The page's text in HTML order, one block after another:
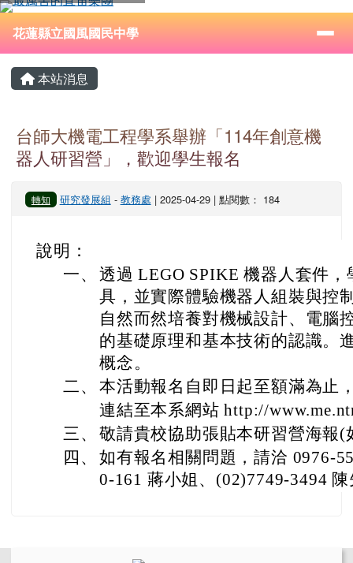
跳至主內容區
花蓮縣立國風國民中學
⏸
導覽列
花蓮縣立國風國民中學
主內容區域
本站消息
台師大機電工程學系舉辦「114年創意機
器人研習營」，歡迎學生報名
轉知 研究發展組 - 教務處 | 2025-04-29 | 點閱數： 184
說明：
一、 透過 LEGO SPIKE 機器人套件
具，並實際體驗機器人組裝與控
自然而然培養對機械設計、電腦
的基礎原理和基本技術的認識。
概念。
二、 本活動報名自即日起至額滿為止
連結至本系網站 http://
三、 敬請貴校協助張貼本研習營海報(
四、 如有報名相關問題，請洽 0976-
0-161 蔣小姐、(02)7749-3494
頁尾區域